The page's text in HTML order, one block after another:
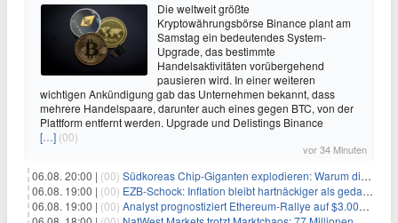
Die weltweit größte
Kryptowährungsbörse Binance plant am
Samstag ein bedeutendes System-
Upgrade, das bestimmte
Handelsaktivitäten vorübergehend
pausieren wird. In einer weiteren
wichtigen Ankündigung gab das Unternehmen bekannt, dass
mehrere Handelspaare, darunter auch eines gegen BTC, von der
Plattform entfernt werden. Upgrade und Delistings Binance
[…] (00)
vor 34 Minuten
06.08. 20:00 | (00) Südkoreas Chip-Giganten explodieren: Warum dieser Rekord-Tag die KI-Branche erschüttert
06.08. 19:00 | (00) EZB-Schock: Inflation bleibt hartnäckiger als gedacht – 2027 wird zum kritischen Test
06.08. 19:00 | (00) Analyst prognostiziert Ethereum-Rallye auf $3.000 nach entscheidendem On-Chain-Ausbruch